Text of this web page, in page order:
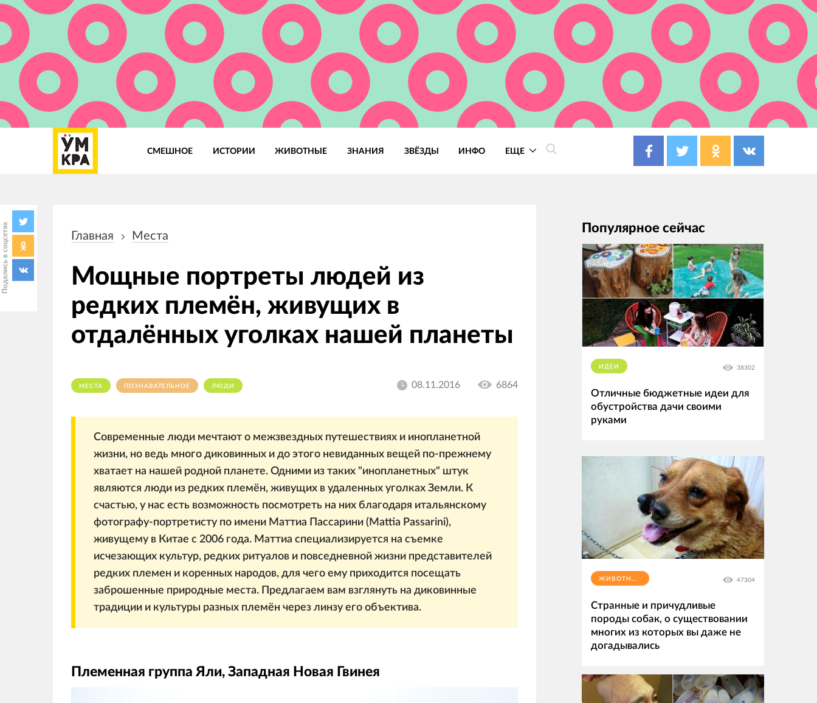
СМЕШНОЕ ИСТОРИИ ЖИВОТНЫЕ ЗНАНИЯ ЗВЁЗДЫ ИНФО ЕЩЕ
Поделись в соцсетях навигации
Главная Места
Мощные портреты людей из
редких племён, живущих в
отдалённых уголках нашей планеты
МЕСТА ПОЗНАВАТЕЛЬНОЕ ЛЮДИ 08.11.2016 6864
Современные люди мечтают о межзвездных путешествиях и инопланетной
жизни, но ведь много диковинных и до этого невиданных вещей по-прежнему
хватает на нашей родной планете. Одними из таких "инопланетных" штук
являются люди из редких племён, живущих в удаленных уголках Земли. К
счастью, у нас есть возможность посмотреть на них благодаря итальянскому
фотографу-портретисту по имени Маттиа Пассарини (Mattia Passarini),
живущему в Китае с 2006 года. Маттиа специализируется на съемке
исчезающих культур, редких ритуалов и повседневной жизни представителей
редких племен и коренных народов, для чего ему приходится посещать
заброшенные природные места. Предлагаем вам взглянуть на диковинные
традиции и культуры разных племён через линзу его объектива.
Племенная группа Яли, Западная Новая Гвинея
Популярное сейчас
ИДЕИ 38302
Отличные бюджетные идеи для
обустройства дачи своими
руками
ЖИВОТНЫЕ 47304
Странные и причудливые
породы собак, о существовании
многих из которых вы даже не
догадывались